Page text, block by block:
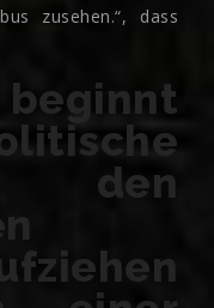
zusehen.“, dass
beginnt